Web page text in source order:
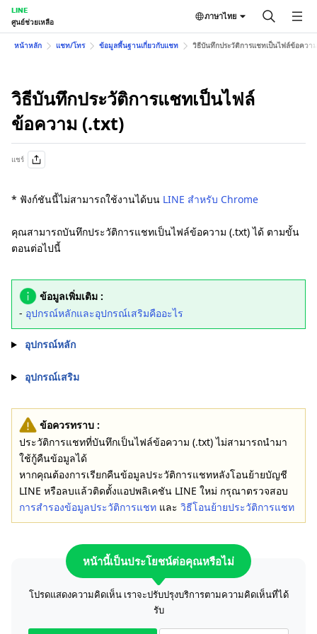
LINE
ศูนย์ช่วยเหลือ
ภาษาไทย
หน้าหลัก แชท/โทร ข้อมูลพื้นฐานเกี่ยวกับแชท วิธีบันทึกประวัติการแชทเป็นไฟล์ข้อควา
วิธีบันทึกประวัติการแชทเป็นไฟล์
ข้อความ (.txt)
แชร์
* ฟังก์ชันนี้ไม่สามารถใช้งานได้บน LINE สำหรับ Chrome
คุณสามารถบันทึกประวัติการแชทเป็นไฟล์ข้อความ (.txt) ได้ ตามขั้น
ตอนต่อไปนี้
ข้อมูลเพิ่มเติม :
- อุปกรณ์หลักและอุปกรณ์เสริมคืออะไร
อุปกรณ์หลัก
อุปกรณ์เสริม
ข้อควรทราบ :
ประวัติการแชทที่บันทึกเป็นไฟล์ข้อความ (.txt) ไม่สามารถนำมา
ใช้กู้คืนข้อมูลได้
หากคุณต้องการเรียกคืนข้อมูลประวัติการแชทหลังโอนย้ายบัญชี
LINE หรือลบแล้วติดตั้งแอปพลิเคชัน LINE ใหม่ กรุณาตรวจสอบ
การสำรองข้อมูลประวัติการแชท และ วิธีโอนย้ายประวัติการแชท
หน้านี้เป็นประโยชน์ต่อคุณหรือไม่
โปรดแสดงความคิดเห็น เราจะปรับปรุงบริการตามความคิดเห็นที่ได้
รับ